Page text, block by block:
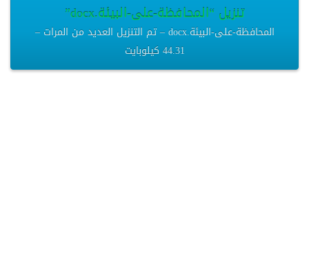
تنزيل “المحافظة-على-البيئة.docx”
المحافظة-على-البيئة.docx – تم التنزيل العديد من المرات –
44.31 كيلوبايت